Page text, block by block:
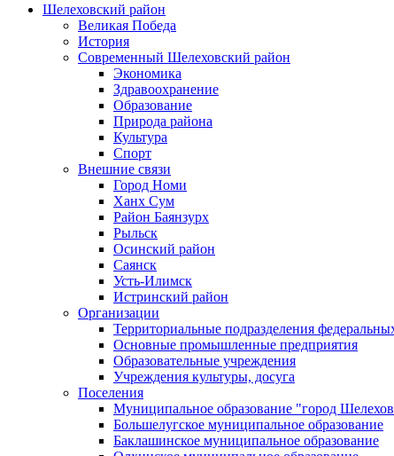
Шелеховский район
Великая Победа
История
Современный Шелеховский район
Экономика
Здравоохранение
Образование
Природа района
Культура
Спорт
Внешние связи
Город Номи
Ханх Сум
Район Баянзурх
Рыльск
Осинский район
Саянск
Усть-Илимск
Истринский район
Организации
Территориальные подразделения
Основные промышленные предприятия
Образовательные учреждения
Учреждения культуры, досуга
Поселения
Муниципальное образование "город
Большелугское муниципальное образование
Баклашинское муниципальное образование